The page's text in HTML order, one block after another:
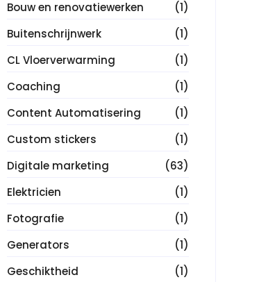
Bouw en renovatiewerken
(1)
Buitenschrijnwerk
(1)
CL Vloerverwarming
(1)
Coaching
(1)
Content Automatisering
(1)
Custom stickers
(1)
Digitale marketing
(63)
Elektricien
(1)
Fotografie
(1)
Generators
(1)
Geschiktheid
(1)